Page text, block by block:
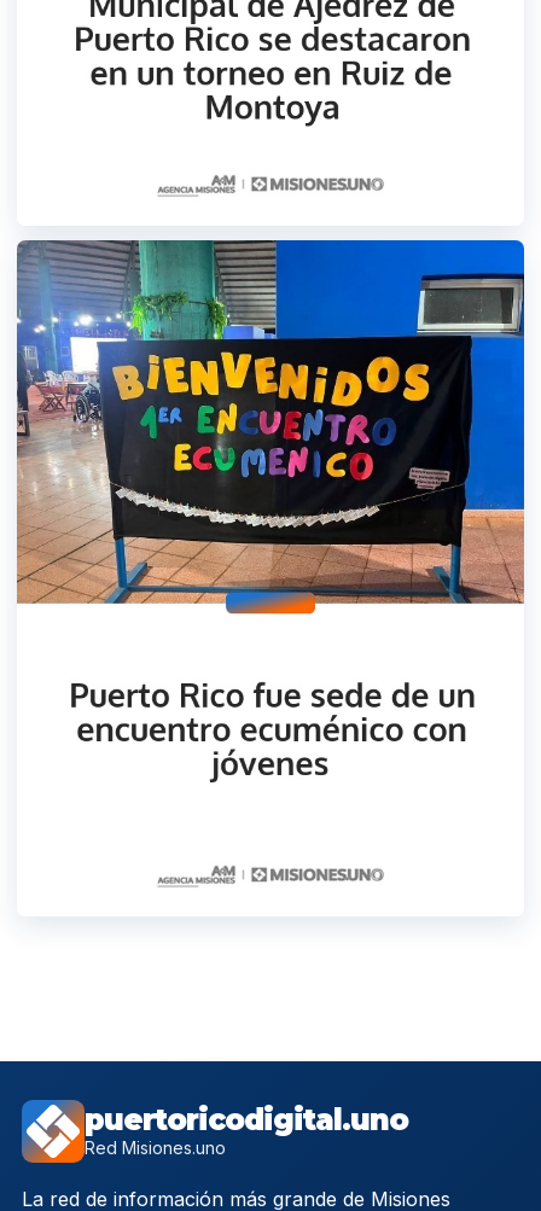
puertoricodigital.uno
Red Misiones.uno
La red de información más grande de Misiones